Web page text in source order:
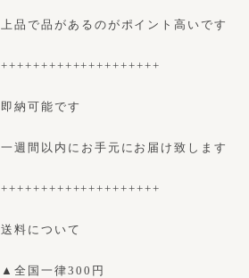
上品で品があるのがポイント高いです
++++++++++++++++++++
即納可能です
一週間以内にお手元にお届け致します
++++++++++++++++++++
送料について
▲全国一律300円